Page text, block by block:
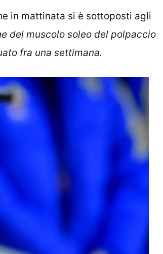
in mattinata si è sottoposti agli
del muscolo soleo del polpaccio
fra una settimana.